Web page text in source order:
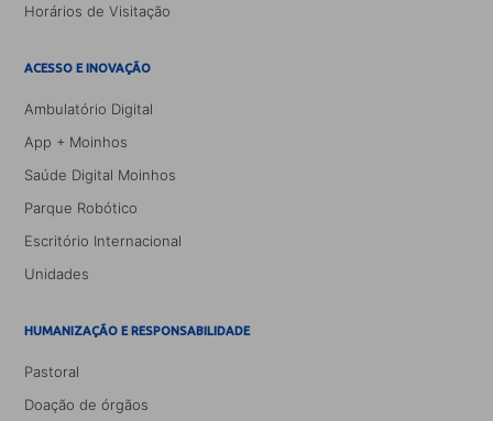
Horários de Visitação
ACESSO E INOVAÇÃO
Ambulatório Digital
App + Moinhos
Saúde Digital Moinhos
Parque Robótico
Escritório Internacional
Unidades
HUMANIZAÇÃO E RESPONSABILIDADE
Pastoral
Doação de órgãos